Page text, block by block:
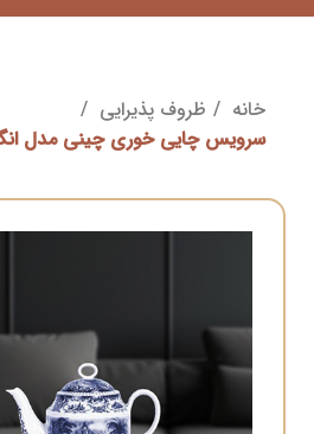
خانه
ظروف پذیرایی
سرویس چایی خوری چینی مدل